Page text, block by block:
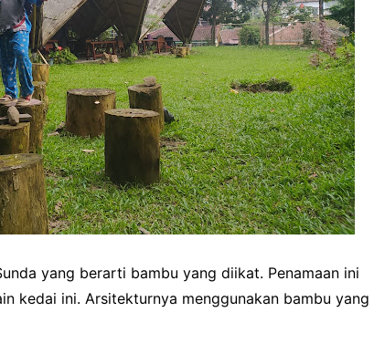
yang berarti bambu yang diikat. Penamaan ini
kedai ini. Arsitekturnya menggunakan bambu yang